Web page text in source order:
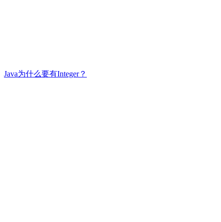
Java为什么要有Integer？